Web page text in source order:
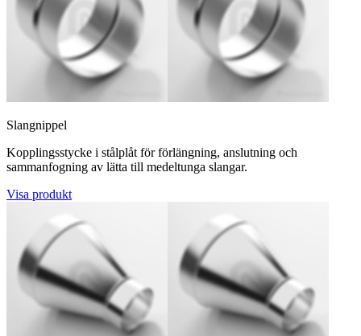
Slangnippel
Kopplingsstycke i stålplåt för förlängning, anslutning och
sammanfogning av lätta till medeltunga slangar.
Visa produkt